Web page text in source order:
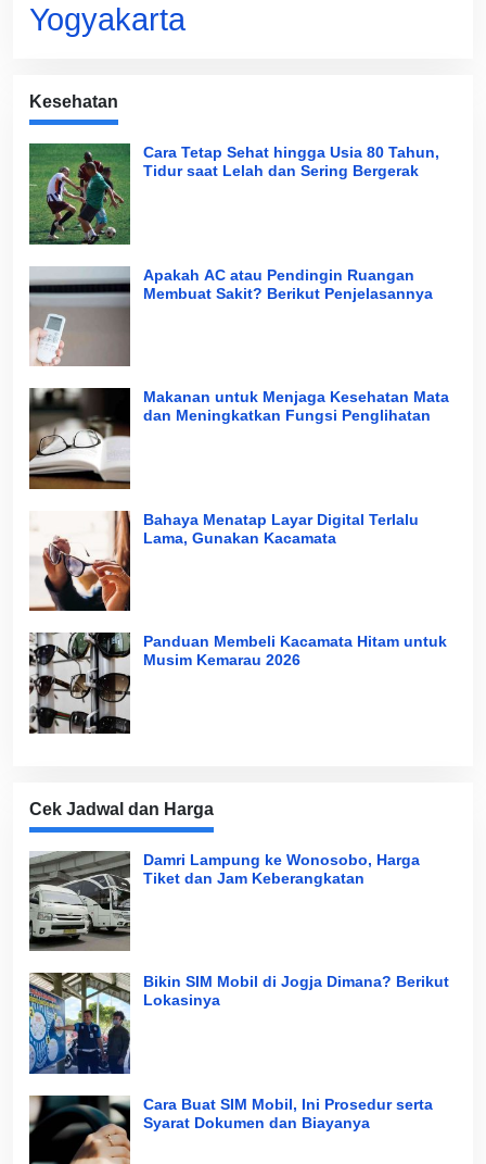
Yogyakarta
Kesehatan
Cara Tetap Sehat hingga Usia 80 Tahun,
Tidur saat Lelah dan Sering Bergerak
Apakah AC atau Pendingin Ruangan
Membuat Sakit? Berikut Penjelasannya
Makanan untuk Menjaga Kesehatan Mata
dan Meningkatkan Fungsi Penglihatan
Bahaya Menatap Layar Digital Terlalu
Lama, Gunakan Kacamata
Panduan Membeli Kacamata Hitam untuk
Musim Kemarau 2026
Cek Jadwal dan Harga
Damri Lampung ke Wonosobo, Harga
Tiket dan Jam Keberangkatan
Bikin SIM Mobil di Jogja Dimana? Berikut
Lokasinya
Cara Buat SIM Mobil, Ini Prosedur serta
Syarat Dokumen dan Biayanya